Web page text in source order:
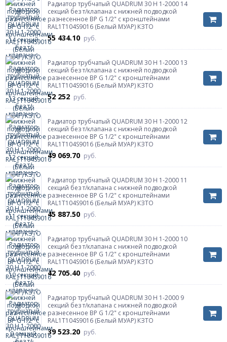
Радиатор трубчатый QUADRUM 30 H 1-2000 14
секций без т/клапана с нижней подводкой
разнесенное ВР G 1/2" с кронштейнами
RAL1T104S9016 (Белый МУАР) КЗТО
55 434.10 руб.
Радиатор трубчатый QUADRUM 30 H 1-2000 13
секций без т/клапана с нижней подводкой
разнесенное ВР G 1/2" с кронштейнами
RAL1T104S9016 (Белый МУАР) КЗТО
52 252 руб.
Радиатор трубчатый QUADRUM 30 H 1-2000 12
секций без т/клапана с нижней подводкой
разнесенное ВР G 1/2" с кронштейнами
RAL1T104S9016 (Белый МУАР) КЗТО
49 069.70 руб.
Радиатор трубчатый QUADRUM 30 H 1-2000 11
секций без т/клапана с нижней подводкой
разнесенное ВР G 1/2" с кронштейнами
RAL1T104S9016 (Белый МУАР) КЗТО
45 887.50 руб.
Радиатор трубчатый QUADRUM 30 H 1-2000 10
секций без т/клапана с нижней подводкой
разнесенное ВР G 1/2" с кронштейнами
RAL1T104S9016 (Белый МУАР) КЗТО
42 705.40 руб.
Радиатор трубчатый QUADRUM 30 H 1-2000 9
секций без т/клапана с нижней подводкой
разнесенное ВР G 1/2" с кронштейнами
RAL1T104S9016 (Белый МУАР) КЗТО
39 523.20 руб.